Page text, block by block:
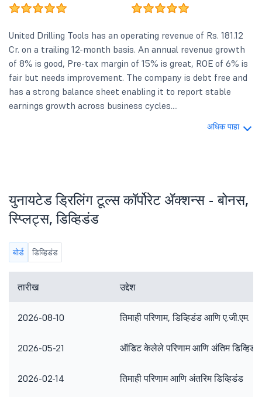
United Drilling Tools has an operating revenue of Rs. 181.12
Cr. on a trailing 12-month basis. An annual revenue growth
of 8% is good, Pre-tax margin of 15% is great, ROE of 6% is
fair but needs improvement. The company is debt free and
has a strong balance sheet enabling it to report stable
earnings growth across business cycles....
अधिक पाहा
युनायटेड ड्रिलिंग टूल्स कॉर्पोरेट ॲक्शन्स - बोनस,
स्प्लिट्स, डिव्हिडंड
बोर्ड डिव्हिडंड
तारीख उद्देश
2026-08-10 तिमाही परिणाम, डिव्हिडंड आणि ए.जी.एम.
2026-05-21 ऑडिट केलेले परिणाम आणि अंतिम डिव्हिडंड
2026-02-14 तिमाही परिणाम आणि अंतरिम डिव्हिडंड